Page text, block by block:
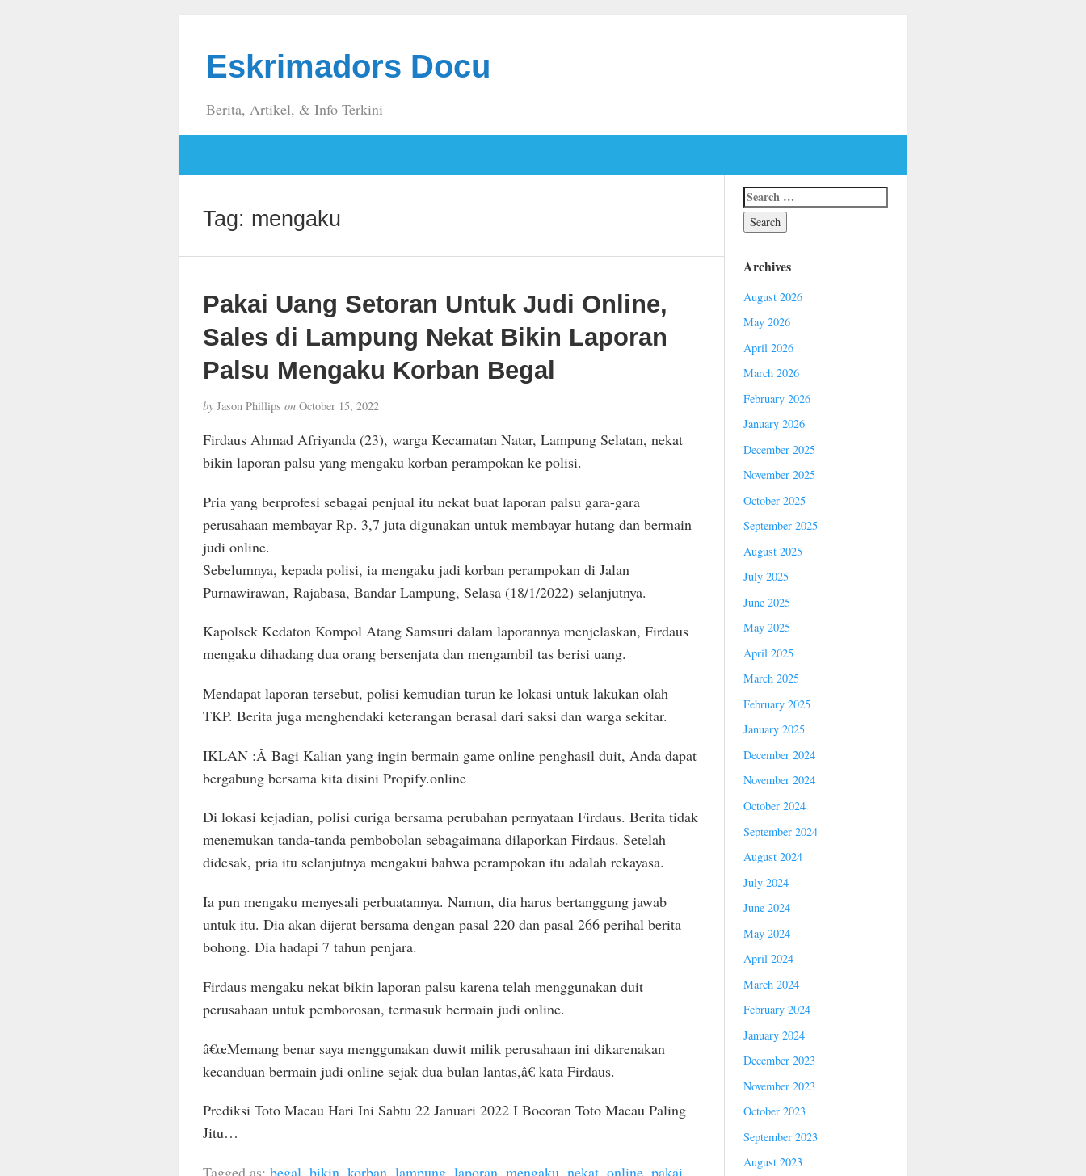
Eskrimadors Docu
Berita, Artikel, & Info Terkini
Tag: mengaku
Pakai Uang Setoran Untuk Judi Online,
Sales di Lampung Nekat Bikin Laporan
Palsu Mengaku Korban Begal
byJason Phillips onOctober 15, 2022
Firdaus Ahmad Afriyanda (23), warga Kecamatan Natar, Lampung Selatan, nekat
bikin laporan palsu yang mengaku korban perampokan ke polisi.
Pria yang berprofesi sebagai penjual itu nekat buat laporan palsu gara-gara
perusahaan membayar Rp. 3,7 juta digunakan untuk membayar hutang dan bermain
judi online.
Sebelumnya, kepada polisi, ia mengaku jadi korban perampokan di Jalan
Purnawirawan, Rajabasa, Bandar Lampung, Selasa (18/1/2022) selanjutnya.
Kapolsek Kedaton Kompol Atang Samsuri dalam laporannya menjelaskan, Firdaus
mengaku dihadang dua orang bersenjata dan mengambil tas berisi uang.
Mendapat laporan tersebut, polisi kemudian turun ke lokasi untuk lakukan olah
TKP. Berita juga menghendaki keterangan berasal dari saksi dan warga sekitar.
IKLAN :Â Bagi Kalian yang ingin bermain game online penghasil duit, Anda dapat
bergabung bersama kita disini Propify.online
Di lokasi kejadian, polisi curiga bersama perubahan pernyataan Firdaus. Berita tidak
menemukan tanda-tanda pembobolan sebagaimana dilaporkan Firdaus. Setelah
didesak, pria itu selanjutnya mengakui bahwa perampokan itu adalah rekayasa.
Ia pun mengaku menyesali perbuatannya. Namun, dia harus bertanggung jawab
untuk itu. Dia akan dijerat bersama dengan pasal 220 dan pasal 266 perihal berita
bohong. Dia hadapi 7 tahun penjara.
Firdaus mengaku nekat bikin laporan palsu karena telah menggunakan duit
perusahaan untuk pemborosan, termasuk bermain judi online.
â€œMemang benar saya menggunakan duwit milik perusahaan ini dikarenakan
kecanduan bermain judi online sejak dua bulan lantas,â€ kata Firdaus.
Prediksi Toto Macau Hari Ini Sabtu 22 Januari 2022 I Bocoran Toto Macau Paling
Jitu…
Tagged as: begal, bikin, korban, lampung, laporan, mengaku, nekat, online, pakai,
Archives
August 2026
May 2026
April 2026
March 2026
February 2026
January 2026
December 2025
November 2025
October 2025
September 2025
August 2025
July 2025
June 2025
May 2025
April 2025
March 2025
February 2025
January 2025
December 2024
November 2024
October 2024
September 2024
August 2024
July 2024
June 2024
May 2024
April 2024
March 2024
February 2024
January 2024
December 2023
November 2023
October 2023
September 2023
August 2023